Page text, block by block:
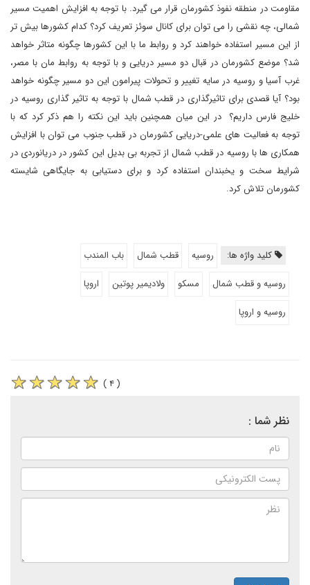
مقاومت در منطقه نفوذ کشورمان قرار می گیرد. با توجه به افزایش اهمیت مسیر
شمالی، چه نقشی را می توان برای کانال سوئز تعریف کرد؟ کدام کشورها بیش تر
از این مسیر استفاده خواهند کرد و روابط ما با این کشورها چگونه متاثر خواهد
شد؟ موضع کشورمان در قبال دو مسیر دریایی و با توجه به روابط مان با مصر،
غرب آسیا و روسیه در سایه تغییر و تحولات پیرامون این دو مسیر چگونه خواهد
بود؟ آیا قصدی برای تاثیرگذاری در قطب شمال با توجه به تاثیر گذاری روسیه در
خلیج فارس داریم؟ در این میان همچنین باید این نکته را هم ذکر کرد که با
توجه به فعالیت های علمی-دریایی کشورمان در قطب جنوب می توان با افزایش
همکاری ها با روسیه در قطب شمال از تجربه بی بدیل این کشور در دریانوردی در
شرایط سخت و یخبندان استفاده کرد و برای دستیابی به جایگاهی شایسته
کشورمان تلاش کرد.
کلید واژه ها: روسیه قطب شمال
باب المندب
روسیه و قطب شمال
مسکو ولادیمیر پوتین
اروپا
روسیه و اروپا
( ۴ )
نظر شما :